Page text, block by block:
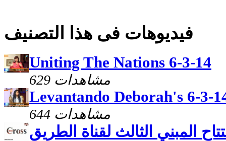
فيديوهات فى هذا التصنيف
Uniting The Nations 6-3-14
629 مشاهدات
Levantando Deborah's 6-3-
644 مشاهدات
المبني الثالث لقناة الطريق